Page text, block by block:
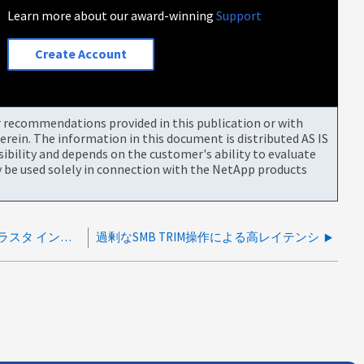
Learn more about our award-winningSupport
Create Account
provided in this publication or with
The information in this document is distributed AS IS
and depends on the customer's ability to evaluate
used solely in connection with the NetApp products
不良なSFP / ケーブルが原因で発生するクラスタ インターコネクトからの高レイテンシ 過剰なSMB TRIM操作による高レイテンシ